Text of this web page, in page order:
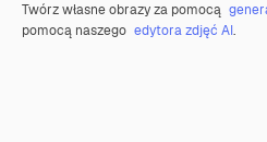
Twórz własne obrazy za pomocą
pomocą naszego edytora zdjęć AI.